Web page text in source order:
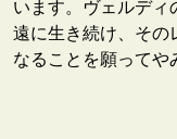
います。ヴェルディ
遠に生き続け、その
なることを願ってや